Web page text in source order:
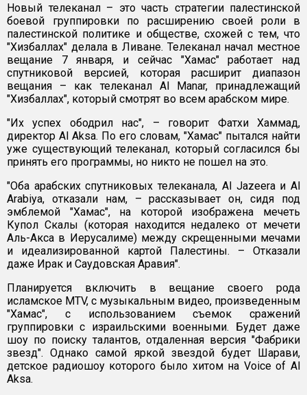
Новый телеканал – это часть стратегии палестинской
боевой группировки по расширению своей роли в
палестинской политике и обществе, схожей с тем, что
"Хизбаллах" делала в Ливане. Телеканал начал местное
вещание 7 января, и сейчас "Хамас" работает над
спутниковой версией, которая расширит диапазон
вещания – как телеканал Al Manar, принадлежащий
"Хизбаллах", который смотрят во всем арабском мире.
"Их успех ободрил нас", – говорит Фатхи Хаммад,
директор Al Aksa. По его словам, "Хамас" пытался найти
уже существующий телеканал, который согласился бы
принять его программы, но никто не пошел на это.
"Оба арабских спутниковых телеканала, Al Jazeera и Al
Arabiya, отказали нам, – рассказывает он, сидя под
эмблемой "Хамас", на которой изображена мечеть
Купол Скалы (которая находится недалеко от мечети
Аль-Акса в Иерусалиме) между скрещенными мечами
и идеализированной картой Палестины. – Отказали
даже Ирак и Саудовская Аравия".
Планируется включить в вещание своего рода
исламское MTV, с музыкальным видео, произведенным
"Хамас", с использованием съемок сражений
группировки с израильскими военными. Будет даже
шоу по поиску талантов, отдаленная версия "Фабрики
звезд". Однако самой яркой звездой будет Шарави,
детское радиошоу которого было хитом на Voice of Al
Aksa.